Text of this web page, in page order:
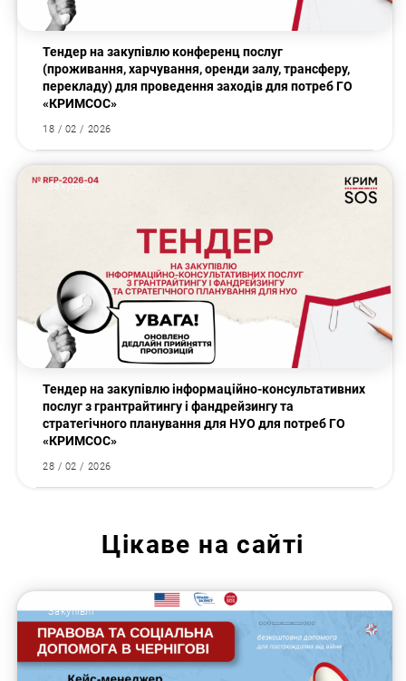
Тендер на закупівлю конференц послуг
(проживання, харчування, оренди залу, трансферу,
перекладу) для проведення заходів для потреб ГО
«КРИМСОС»
18 / 02 / 2026
Закупівлі
Тендер на закупівлю інформаційно-консультативних
послуг з грантрайтингу і фандрейзингу та
стратегічного планування для НУО для потреб ГО
«КРИМСОС»
28 / 02 / 2026
Цікаве на сайті
Закупівлі